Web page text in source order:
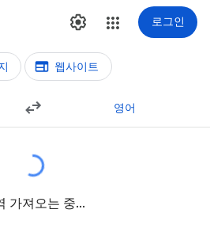
로그인
웹사이트
영어
가져오는 중...